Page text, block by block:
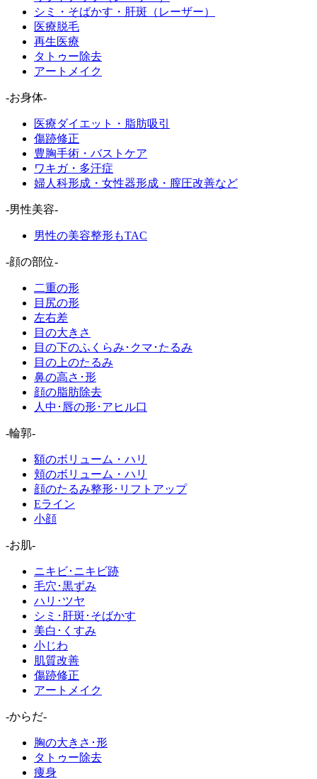
シミ・そばかす・肝斑（レーザー）
医療脱毛
再生医療
タトゥー除去
アートメイク
-お身体-
医療ダイエット・脂肪吸引
傷跡修正
豊胸手術・バストケア
ワキガ・多汗症
婦人科形成・女性器形成・膣圧改善など
-男性美容-
男性の美容整形もTAC
-顔の部位-
二重の形
目尻の形
左右差
目の大きさ
目の下のふくらみ･クマ･たるみ
目の上のたるみ
鼻の高さ･形
顔の脂肪除去
人中･唇の形･アヒル口
-輪郭-
額のボリューム・ハリ
頬のボリューム・ハリ
顔のたるみ整形･リフトアップ
Eライン
小顔
-お肌-
ニキビ･ニキビ跡
毛穴･黒ずみ
ハリ･ツヤ
シミ･肝斑･そばかす
美白･くすみ
小じわ
肌質改善
傷跡修正
アートメイク
-からだ-
胸の大きさ･形
タトゥー除去
痩身